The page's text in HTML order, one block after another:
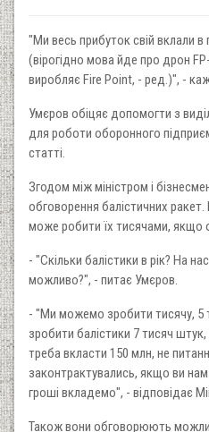
"Ми весь прибуток свій вклали в
(вірогідно мова йде про дрон
виробляє Fire Point, - ред.)", -
Умєров обіцяє допомогти з
для роботи оборонного
статті.
Згодом між міністром і
обговорення балістичних
може робити їх тисячами, якщо
- "Скільки балістики в рік? На
можливо?", - питає Умєров.
- "Ми можемо зробити тисячу,
зробити балістики 7 тисяч
треба вкласти 150 млн, не
законтрактувались, якщо ви нам
гроші вкладемо", - відповідає
Також вони обговорюють